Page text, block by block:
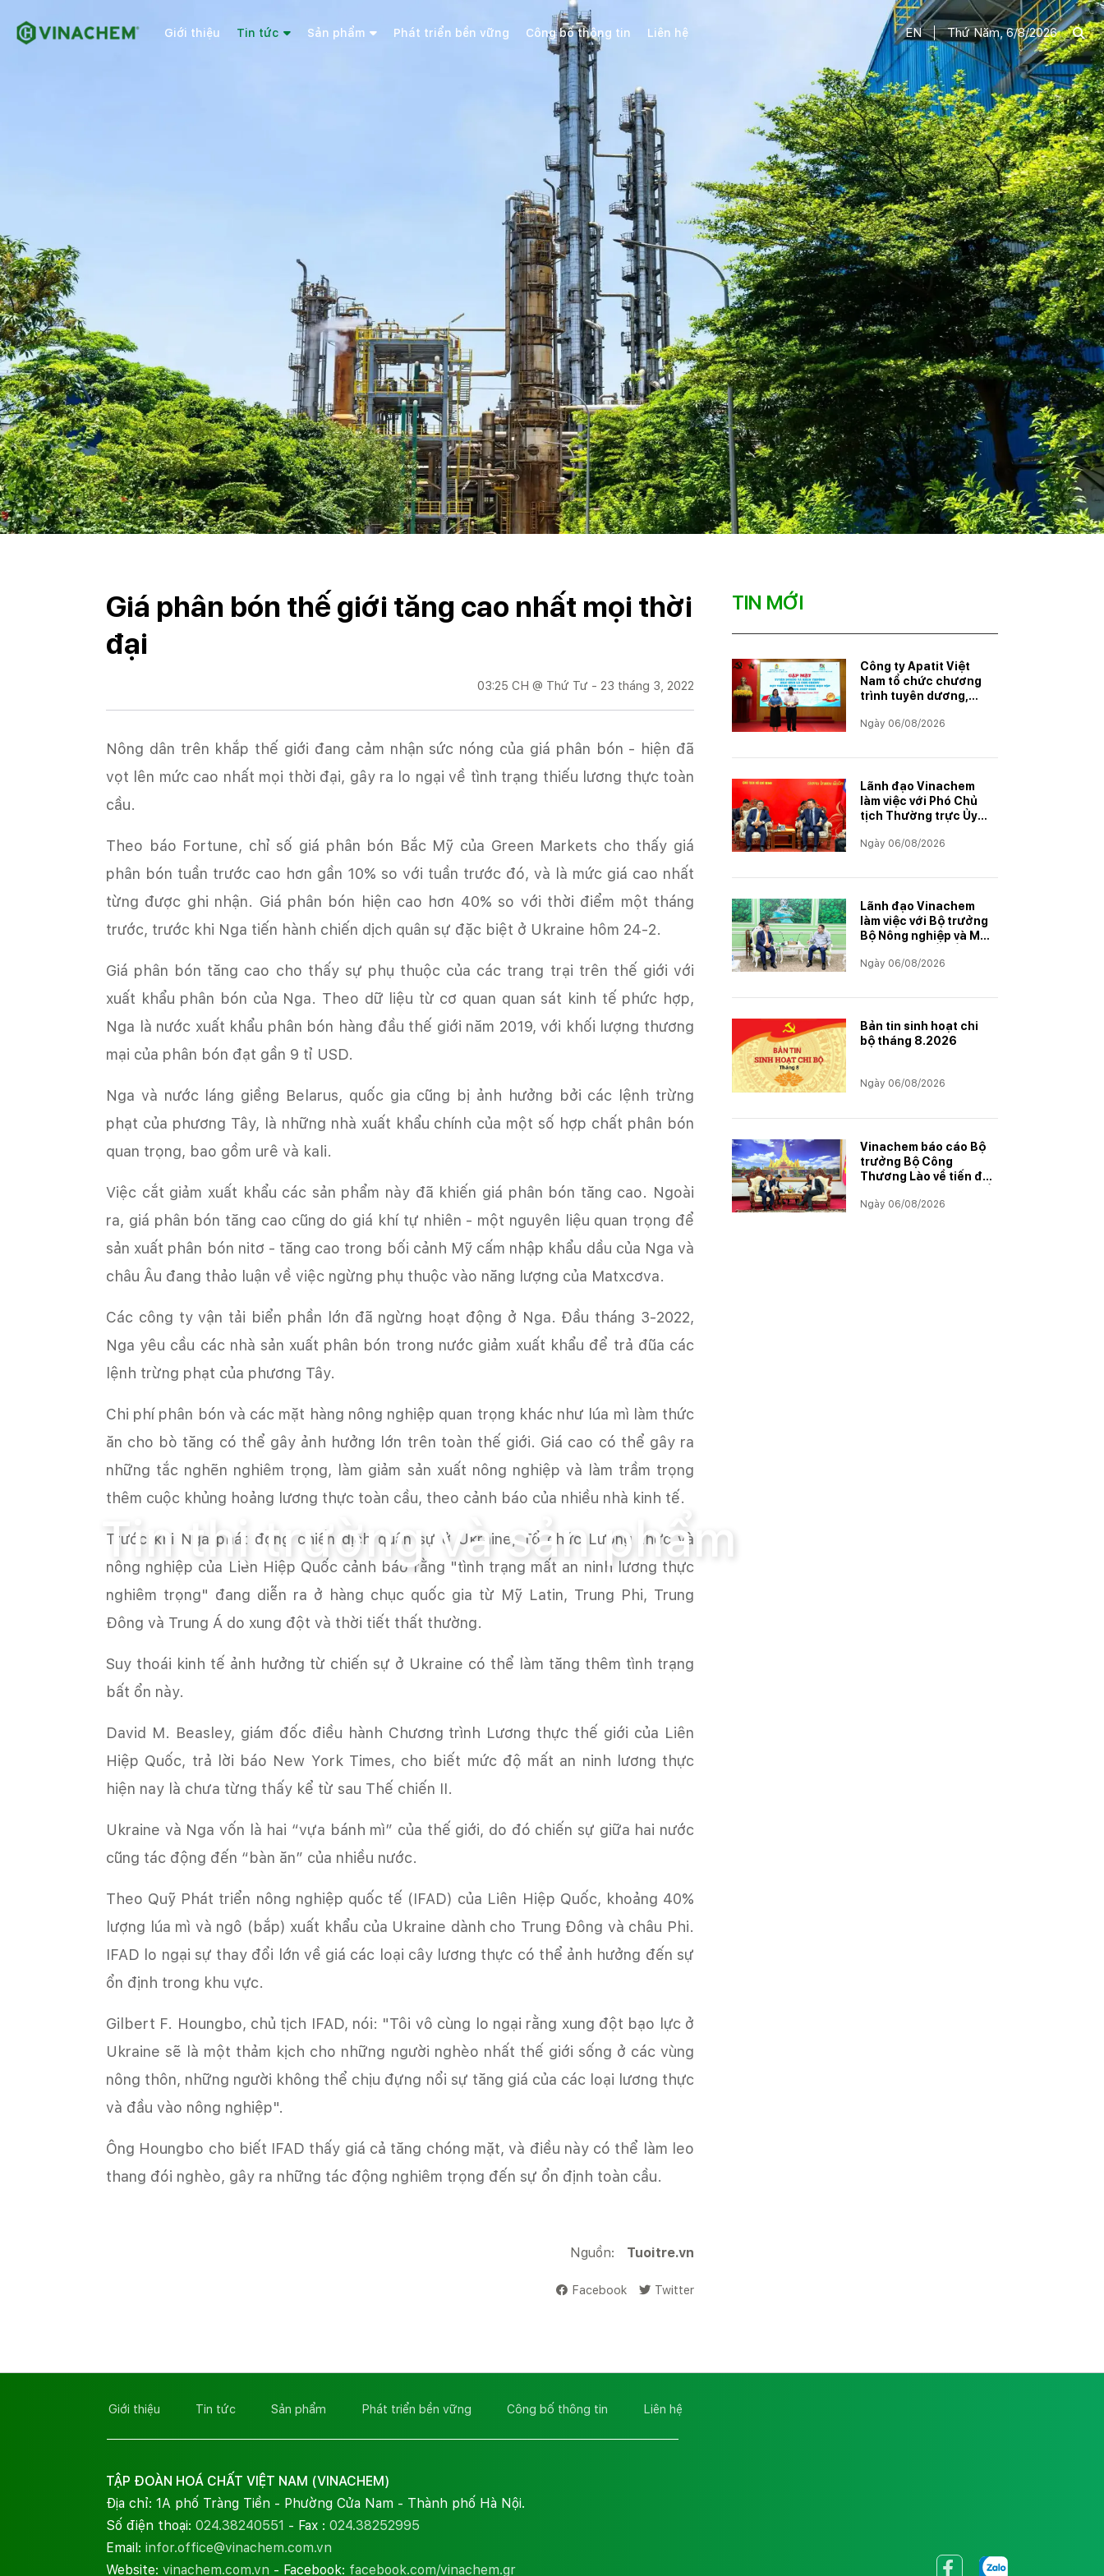
Giới thiệu Tin tức Sản phẩm Phát triển bền vững Công bố thông tin Liên hệ EN Thứ Năm, 6/8/2026
Tin thị trường và sản phẩm
Giá phân bón thế giới tăng cao nhất mọi thời
đại
03:25 CH @ Thứ Tư - 23 tháng 3, 2022
Nông dân trên khắp thế giới đang cảm nhận sức nóng của giá phân bón - hiện đã
vọt lên mức cao nhất mọi thời đại, gây ra lo ngại về tình trạng thiếu lương thực toàn
cầu.
Theo báo Fortune, chỉ số giá phân bón Bắc Mỹ của Green Markets cho thấy giá
phân bón tuần trước cao hơn gần 10% so với tuần trước đó, và là mức giá cao nhất
từng được ghi nhận. Giá phân bón hiện cao hơn 40% so với thời điểm một tháng
trước, trước khi Nga tiến hành chiến dịch quân sự đặc biệt ở Ukraine hôm 24-2.
Giá phân bón tăng cao cho thấy sự phụ thuộc của các trang trại trên thế giới với
xuất khẩu phân bón của Nga. Theo dữ liệu từ cơ quan quan sát kinh tế phức hợp,
Nga là nước xuất khẩu phân bón hàng đầu thế giới năm 2019, với khối lượng thương
mại của phân bón đạt gần 9 tỉ USD.
Nga và nước láng giềng Belarus, quốc gia cũng bị ảnh hưởng bởi các lệnh trừng
phạt của phương Tây, là những nhà xuất khẩu chính của một số hợp chất phân bón
quan trọng, bao gồm urê và kali.
Việc cắt giảm xuất khẩu các sản phẩm này đã khiến giá phân bón tăng cao. Ngoài
ra, giá phân bón tăng cao cũng do giá khí tự nhiên - một nguyên liệu quan trọng để
sản xuất phân bón nitơ - tăng cao trong bối cảnh Mỹ cấm nhập khẩu dầu của Nga và
châu Âu đang thảo luận về việc ngừng phụ thuộc vào năng lượng của Matxcơva.
Các công ty vận tải biển phần lớn đã ngừng hoạt động ở Nga. Đầu tháng 3-2022,
Nga yêu cầu các nhà sản xuất phân bón trong nước giảm xuất khẩu để trả đũa các
lệnh trừng phạt của phương Tây.
Chi phí phân bón và các mặt hàng nông nghiệp quan trọng khác như lúa mì làm thức
ăn cho bò tăng có thể gây ảnh hưởng lớn trên toàn thế giới. Giá cao có thể gây ra
những tắc nghẽn nghiêm trọng, làm giảm sản xuất nông nghiệp và làm trầm trọng
thêm cuộc khủng hoảng lương thực toàn cầu, theo cảnh báo của nhiều nhà kinh tế.
Trước khi Nga phát động chiến dịch quân sự ở Ukraine, Tổ chức Lương thực và
nông nghiệp của Liên Hiệp Quốc cảnh báo rằng "tình trạng mất an ninh lương thực
nghiêm trọng" đang diễn ra ở hàng chục quốc gia từ Mỹ Latin, Trung Phi, Trung
Đông và Trung Á do xung đột và thời tiết thất thường.
Suy thoái kinh tế ảnh hưởng từ chiến sự ở Ukraine có thể làm tăng thêm tình trạng
bất ổn này.
David M. Beasley, giám đốc điều hành Chương trình Lương thực thế giới của Liên
Hiệp Quốc, trả lời báo New York Times, cho biết mức độ mất an ninh lương thực
hiện nay là chưa từng thấy kể từ sau Thế chiến II.
Ukraine và Nga vốn là hai “vựa bánh mì” của thế giới, do đó chiến sự giữa hai nước
cũng tác động đến “bàn ăn” của nhiều nước.
Theo Quỹ Phát triển nông nghiệp quốc tế (IFAD) của Liên Hiệp Quốc, khoảng 40%
lượng lúa mì và ngô (bắp) xuất khẩu của Ukraine dành cho Trung Đông và châu Phi.
IFAD lo ngại sự thay đổi lớn về giá các loại cây lương thực có thể ảnh hưởng đến sự
ổn định trong khu vực.
Gilbert F. Houngbo, chủ tịch IFAD, nói: "Tôi vô cùng lo ngại rằng xung đột bạo lực ở
Ukraine sẽ là một thảm kịch cho những người nghèo nhất thế giới sống ở các vùng
nông thôn, những người không thể chịu đựng nổi sự tăng giá của các loại lương thực
và đầu vào nông nghiệp".
Ông Houngbo cho biết IFAD thấy giá cả tăng chóng mặt, và điều này có thể làm leo
thang đói nghèo, gây ra những tác động nghiêm trọng đến sự ổn định toàn cầu.
Nguồn: Tuoitre.vn
Facebook Twitter
TIN MỚI
Công ty Apatit Việt
Nam tổ chức chương
trình tuyên dương,
CBCNVNLĐ có thành
năm học 2025–2026
Ngày 06/08/2026
Lãnh đạo Vinachem
làm việc với Phó Chủ
tịch Thường trực Ủy
Nam, thúc đẩy triển
Ngày 06/08/2026
Lãnh đạo Vinachem
làm việc với Bộ trưởng
Bộ Nông nghiệp và Môi
Dự án Kali
Ngày 06/08/2026
Bản tin sinh hoạt chi
bộ tháng 8.2026
Ngày 06/08/2026
Vinachem báo cáo Bộ
trưởng Bộ Công
Thương Lào về tiến độ
biến muối mỏ Kali
Ngày 06/08/2026
Giới thiệu Tin tức Sản phẩm Phát triển bền vững Công bố thông tin Liên hệ
TẬP ĐOÀN HOÁ CHẤT VIỆT NAM (VINACHEM)
Địa chỉ: 1A phố Tràng Tiền - Phường Cửa Nam - Thành phố Hà Nội.
Số điện thoại: 024.38240551 - Fax : 024.38252995
Email: infor.office@vinachem.com.vn
Website: vinachem.com.vn - Facebook: facebook.com/vinachem.gr